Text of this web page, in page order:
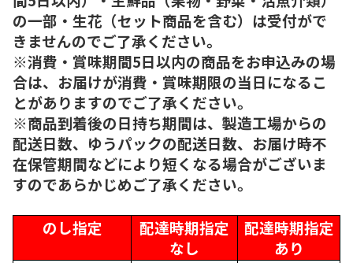
の一部・生花（セット商品を含む）は受付がで
きませんのでご了承ください。
※消費・賞味期間5日以内の商品をお申込みの場
合は、お届けが消費・賞味期限の当日になるこ
とがありますのでご了承ください。
※商品到着後の日持ち期間は、製造工場からの
配送日数、ゆうパックの配送日数、お届け時不
在保管期間などにより短くなる場合がございま
すのであらかじめご了承ください。
のし指定
配達時期指定
なし
配達時期指定
あり